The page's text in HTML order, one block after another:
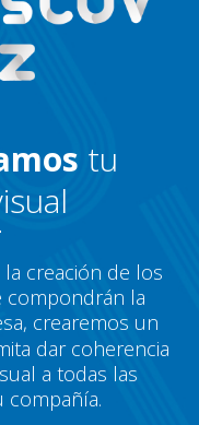
tu
creación de los
compondrán la
crearemos un
dar coherencia
a todas las
compañía.